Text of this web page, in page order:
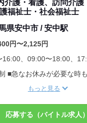
介護・看護、訪問介護
福祉士・社会福祉士
県安中市 / 安中駅
円〜2,125円
16:00、09:00〜18:00、
もっと見る
応募する（バイトル求人）